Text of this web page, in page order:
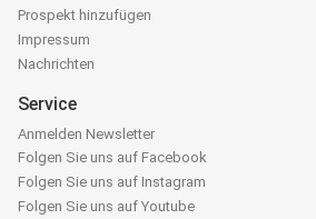
Prospekt hinzufügen
Impressum
Nachrichten
Service
Anmelden Newsletter
Folgen Sie uns auf Facebook
Folgen Sie uns auf Instagram
Folgen Sie uns auf Youtube